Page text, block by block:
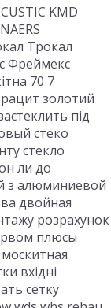
KMD
Трокал
Фреймекс
70 7
золотий
під
стеко
стекло
ли до
з алюминиевой
двойная
розрахунок
плюсы
вхідні
сетку